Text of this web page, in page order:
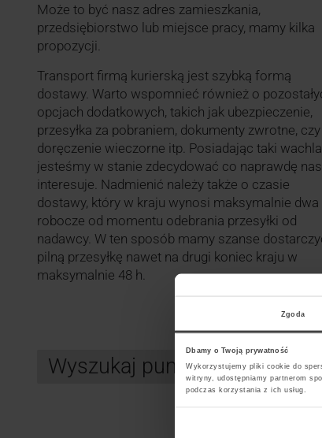
Zgoda
Dbamy o Twoją prywatność
Wykorzystujemy pliki cookie do
witryny, udostępniamy partnerom
podczas korzystania z ich usług.
Może to być nasz adres zamieszkania,
przedsiębiorstwo lub miejsce pracy, mamy kilka
propozycji.
Transport firmą kurierską jest szybką formą
dostawy. Warto wspomnieć również o
opcjach dodatkowych, takich jak ubezpieczenie,
przesyłka za pobraniem, dokumenty zwrotne, czy
doręczenie wieczorne itp. Posiadając taki
jesteśmy w stanie zdecydować co naprawdę nas
interesuje. Nadmienić należy także o czasie
dostawy, który w kraju wynosi maksymalnie dwa
robocze od momentu odebrania przesyłki od
nadawcy. W ten sposób mamy szanse
pilną przesyłkę nawet na drugi koniec kraju w
maksymalnie 48 h.
Wyszukaj punkt kurierski